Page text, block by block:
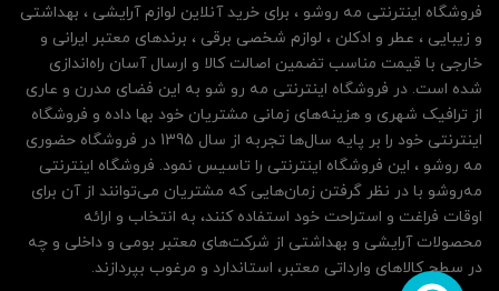
فروشگاه اینترنتی مه‌ رو‌شو ، برای خرید آنلاین لوازم آرایشی ، بهداشتی
و زیبایی ، عطر و ادکلن ، لوازم شخصی برقی ، برندهای معتبر ایرانی و
خارجی با قیمت مناسب تضمین اصالت کالا و ارسال آسان راه‌اندازی
شده است. در فروشگاه اینترنتی مه رو شو به این فضای مدرن و عاری
از ترافیک شهری و هزینه‌های زمانی مشتریان خود بها داده و فروشگاه
اینترنتی خود را بر پایه سال‌ها تجربه از سال 1395 در فروشگاه حضوری
مه روشو ، این فروشگاه اینترنتی را تاسیس نمود. فروشگاه اینترنتی
مه‌رو‌شو با در نظر گرفتن زمان‌هایی که مشتریان می‌توانند از آن‌ برای
اوقات فراغت و استراحت خود استفاده کنند، به انتخاب و ارائه
محصولات آرایشی و بهداشتی از شرکت‌های معتبر بومی و داخلی و چه
در سطح کالاهای وارداتی معتبر، استاندارد و مرغوب بپردازند.